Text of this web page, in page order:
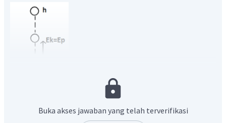
Berlaku Hukum Kekekalan Energi
Buka akses jawaban yang telah terverifikasi